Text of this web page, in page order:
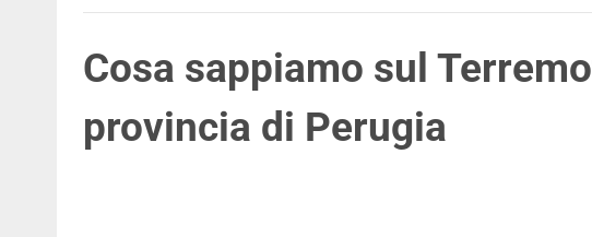
Cosa sappiamo sul
provincia di Perugia